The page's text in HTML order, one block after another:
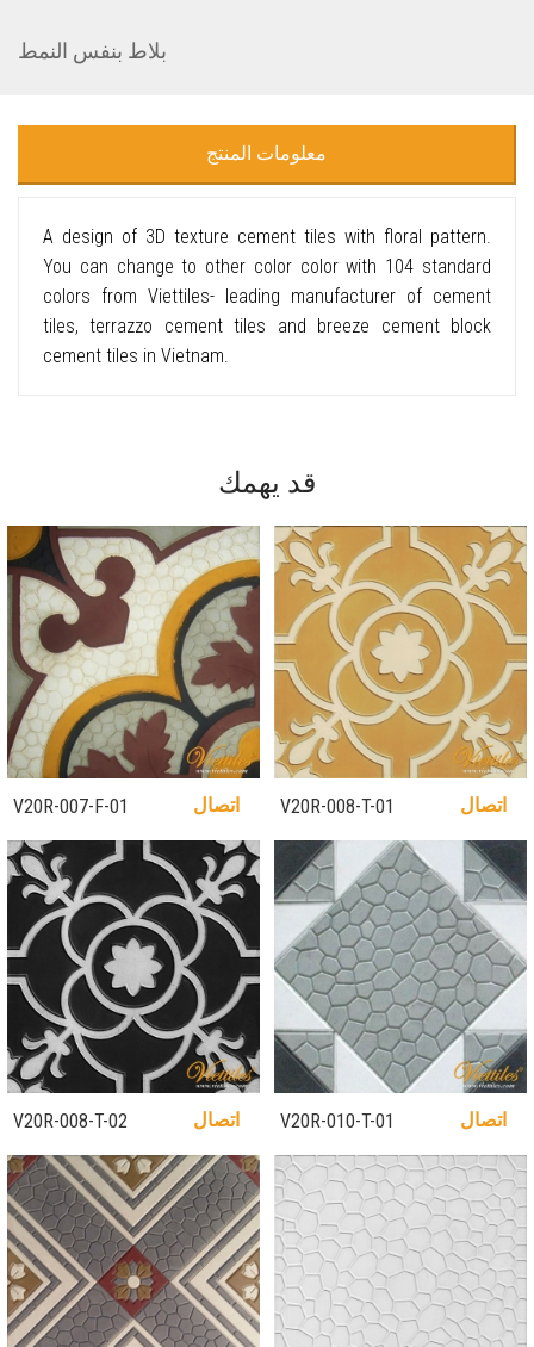
بلاط بنفس النمط
معلومات المنتج
A design of 3D texture cement tiles with floral pattern.
You can change to other color color with 104 standard
colors from Viettiles- leading manufacturer of cement
tiles, terrazzo cement tiles and breeze cement block
cement tiles in Vietnam.
قد يهمك
اتصال V20R-007-F-01 اتصال V20R-008-T-01
اتصال V20R-008-T-02 اتصال V20R-010-T-01